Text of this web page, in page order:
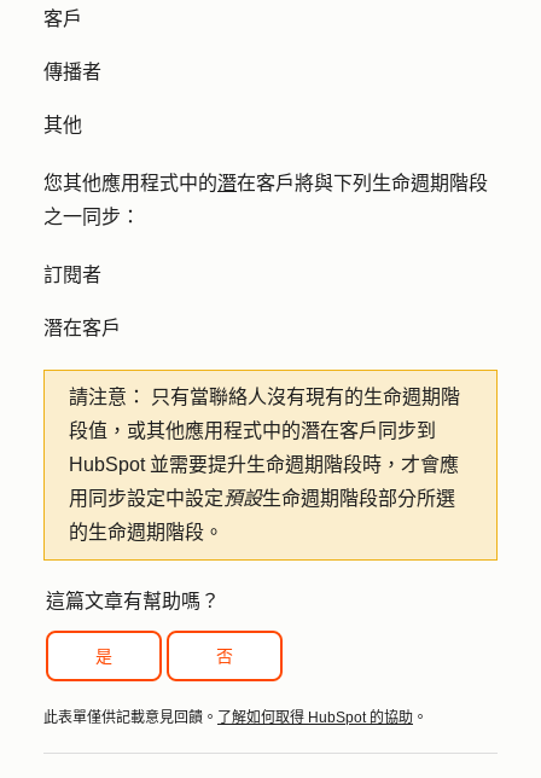
客戶
傳播者
其他
您其他應用程式中的潛在客戶將與下列生命週期階段
之一同步：
訂閱者
潛在客戶
請注意：
只有當聯絡人沒有現有的生命週期階
段值，或其他應用程式中的潛在客戶同步到
HubSpot 並需要提升生命週期階段時，才會應
用同步設定中設定預設生命週期階段部分所選
的生命週期階段。
這篇文章有幫助嗎？
是 否
此表單僅供記載意見回饋。 了解如何取得 HubSpot 的協助 。